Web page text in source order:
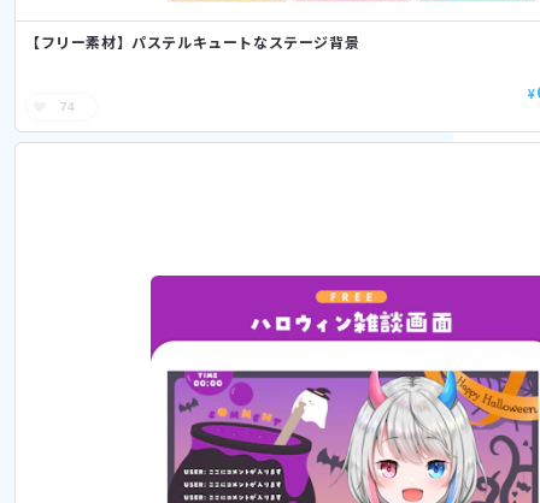
【フリー素材】パステルキュートなステージ背景
74
¥